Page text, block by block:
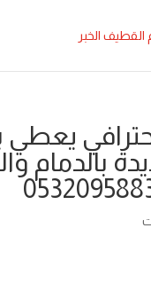
يعطي
بالدمام